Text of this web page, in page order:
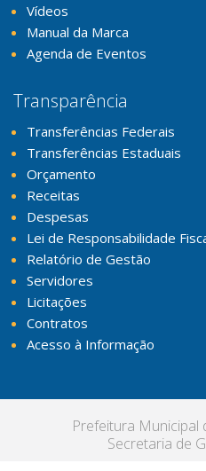
Vídeos
Manual da Marca
Agenda de Eventos
Transparência
Transferências Federais
Transferências Estaduais
Orçamento
Receitas
Despesas
Lei de Responsabilidade
Relatório de Gestão
Servidores
Licitações
Contratos
Acesso à Informação
Prefeitura Municipal
Secretaria de